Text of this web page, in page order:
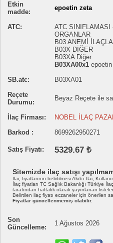
Etkin
madde:
epoetin zeta
ATC:
ATC SINIFLAMASI
ORGANLAR
B03 ANEMİ
B03X DİĞER
B03XA Diğer
B03XA00x1
SB.atc:
B03XA01
Reçete
Durumu:
Beyaz Reçete ile
İlaç Firması:
NOBEL İLAÇ
Barkod :
8699262950271
Satış Fiyatı: 5329.67 ₺
Sitemizde ilaç satışı
İlaç fiyatlarının belirtilmesi Akılcı İlaç
İlaç fiyatları TC Sağlık Bakanlığı Türkiye
tarafından haftalık olarak yayınlanan
Belirtilen ilaç fiyatı eczaneler için önerilen
Fiyatlar güncellenmemiş olabilir.
Son
Güncelleme:
1 Ağustos 2026